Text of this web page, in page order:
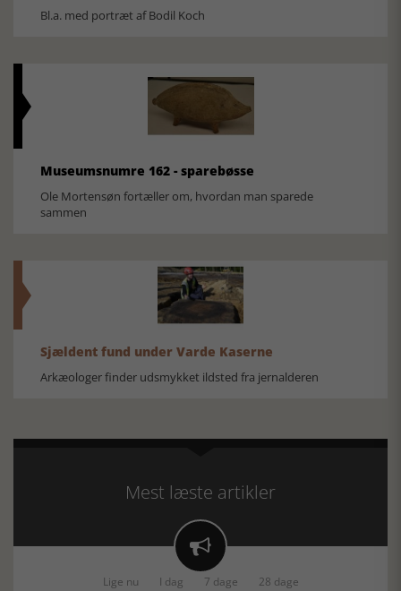
Bl.a. med portræt af Bodil Koch
Museumsnumre 162 - sparebøsse
Ole Mortensøn fortæller om, hvordan man sparede
sammen
Sjældent fund under Varde Kaserne
Arkæologer finder udsmykket ildsted fra jernalderen
Mest læste artikler

Lige nu I dag 7 dage 28 dage